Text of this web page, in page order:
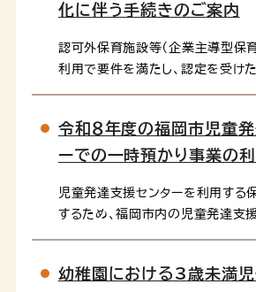
化に伴う手続きのご案内
認可外保育施設等（企業主導型保
利用で要件を満たし、認定を受け
令和８年度の福岡市児童
ーでの一時預かり事業の
児童発達支援センターを利用する
するため、福岡市内の児童発達支
令和８...
幼稚園における3歳未満